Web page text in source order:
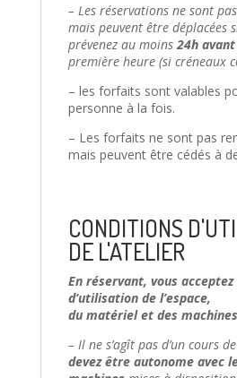
– Les réservations ne sont
mais peuvent être déplacées
prévenez au moins 24h
première heure (si créneaux
– les forfaits sont valables
personne à la fois.
– Les forfaits ne sont pas
mais peuvent être cédés à
CONDITIONS
DE L'ATELIER
En réservant, vous
d’utilisation de l’espace,
du matériel et des
– Il ne s’agît pas d’un cours
devez être autonome avec